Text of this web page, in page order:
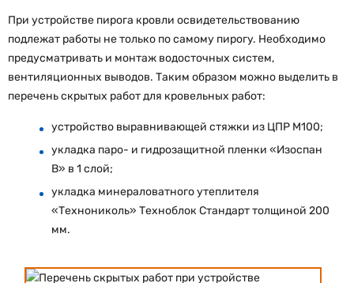
При устройстве пирога кровли освидетельствованию
подлежат работы не только по самому пирогу. Необходимо
предусматривать и монтаж водосточных систем,
вентиляционных выводов. Таким образом можно выделить в
перечень скрытых работ для кровельных работ:
устройство выравнивающей стяжки из ЦПР М100;
укладка паро- и гидрозащитной пленки «Изоспан
В» в 1 слой;
укладка минераловатного утеплителя
«Технониколь» Техноблок Стандарт толщиной 200
мм.